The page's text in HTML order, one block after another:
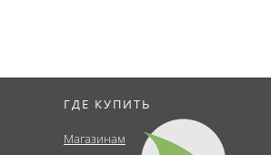
ГДЕ КУПИТЬ
Магазинам